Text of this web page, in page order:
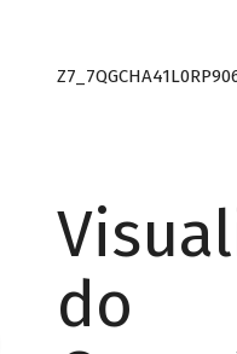
do